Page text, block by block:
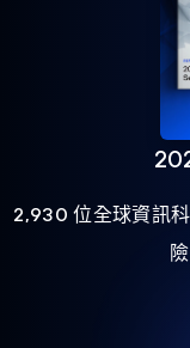
2,930 位全球資訊